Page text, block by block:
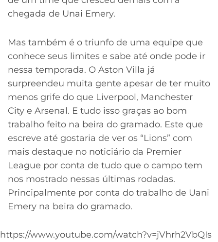
chegada de Unai Emery.
Mas também é o triunfo de uma equipe que
conhece seus limites e sabe até onde pode ir
nessa temporada. O Aston Villa já
surpreendeu muita gente apesar de ter muito
menos grife do que Liverpool, Manchester
City e Arsenal. E tudo isso graças ao bom
trabalho feito na beira do gramado. Este que
escreve até gostaria de ver os “Lions” com
mais destaque no noticiário da Premier
League por conta de tudo que o campo tem
nos mostrado nessas últimas rodadas.
Principalmente por conta do trabalho de Uani
Emery na beira do gramado.
https://www.youtube.com/watch?v=jVhrh2VbQIs